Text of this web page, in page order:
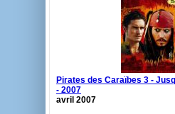
Pirates des Caraïbes 3 -
- 2007
avril 2007